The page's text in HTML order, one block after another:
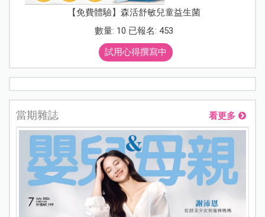
【免費體驗】森活舒敏兒童益生菌
數量: 10 已報名: 453
試用心得撰寫中
當期雜誌 看更多